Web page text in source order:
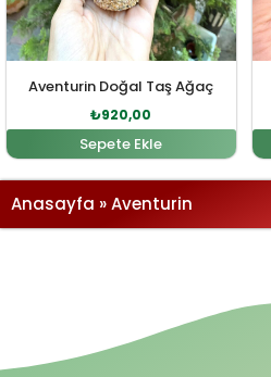
Aventurin Doğal Taş Ağaç
₺920,00
Sepete Ekle
Anasayfa »Aventurin